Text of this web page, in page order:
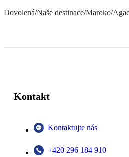
Dovolená/Naše destinace/Maroko/
Kontakt
Kontaktujte nás
+420 296 184 910